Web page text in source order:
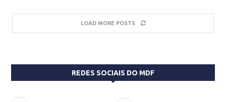
LOAD MORE POSTS
REDES SOCIAIS DO MDF